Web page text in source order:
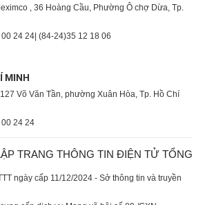
, 36 Hoàng Cầu, Phường Ô chợ Dừa, Tp.
24 24| (84-24)35 12 18 06
MINH
Võ Văn Tần, phường Xuân Hòa, Tp. Hồ Chí
24 24
TRANG THÔNG TIN ĐIỆN TỬ TỔNG
ngày cấp 11/12/2024 - Sở thông tin và truyền